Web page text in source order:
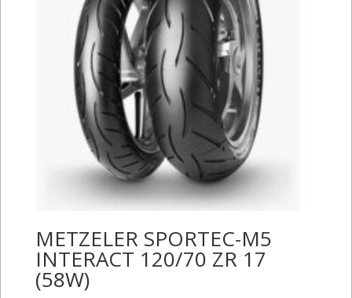
METZELER SPORTEC-M5
INTERACT 120/70 ZR 17
(58W)